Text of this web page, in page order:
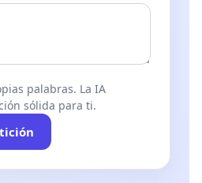
palabras. La IA
sólida para ti.